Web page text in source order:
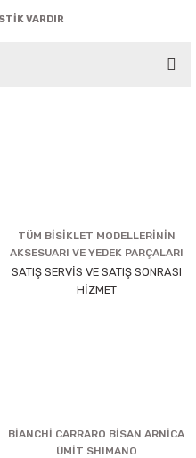
VARDIR
TÜM BİSİKLET MODELLERİNİN
AKSESUARI VE YEDEK PARÇALARI
SATIŞ SERVİS VE SATIŞ SONRASI
HİZMET
BİANCHİ CARRARO BİSAN ARNİCA
ÜMİT SHIMANO